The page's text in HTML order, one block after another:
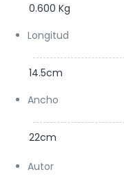
0.600 Kg
Longitud
14.5cm
Ancho
22cm
Autor